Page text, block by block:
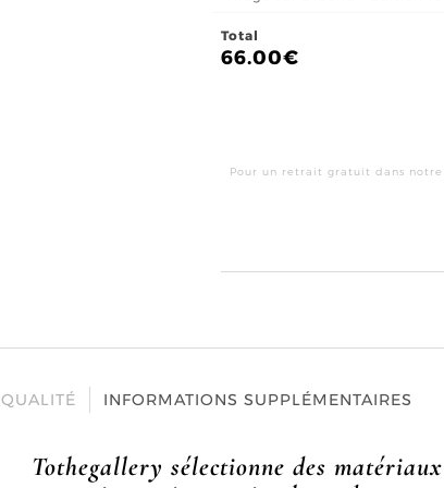
Total
66.00€
Pour un retrait gratuit dans
QUALITÉ INFORMATIONS SUPPLÉMENTAIRES
Tothegallery sélectionne des